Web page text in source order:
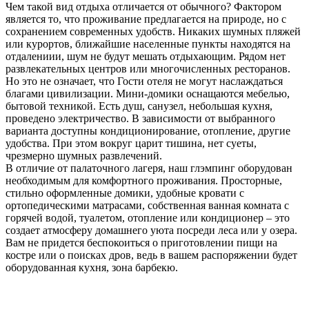
Чем такой вид отдыха отличается от обычного? Фактором
является то, что проживание предлагается на природе, но с
сохранением современных удобств. Никаких шумных пляжей
или курортов, ближайшие населенные пункты находятся на
отдалениии, шум не будут мешать отдыхающим. Рядом нет
развлекательных центров или многочисленных ресторанов.
Но это не означает, что Гости отеля не могут наслаждаться
благами цивилизации. Мини-домики оснащаются мебелью,
бытовой техникой. Есть душ, санузел, небольшая кухня,
проведено электричество. В зависимости от выбранного
варианта доступны кондиционирование, отопление, другие
удобства. При этом вокруг царит тишина, нет суеты,
чрезмерно шумных развлечений.
В отличие от палаточного лагеря, наш глэмпинг оборудован
необходимым для комфортного проживания. Просторные,
стильно оформленные домики, удобные кровати с
ортопедическими матрасами, собственная ванная комната с
горячей водой, туалетом, отопление или кондиционер – это
создает атмосферу домашнего уюта посреди леса или у озера.
Вам не придется беспокоиться о приготовлении пищи на
костре или о поисках дров, ведь в вашем распоряжении будет
оборудованная кухня, зона барбекю.